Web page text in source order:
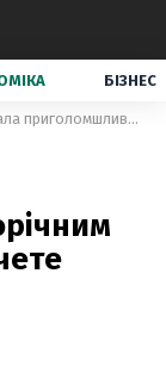
БІЗНЕС
Ельза Госк здивувала приголомшливим новорічним образом, який ви захочете повторити